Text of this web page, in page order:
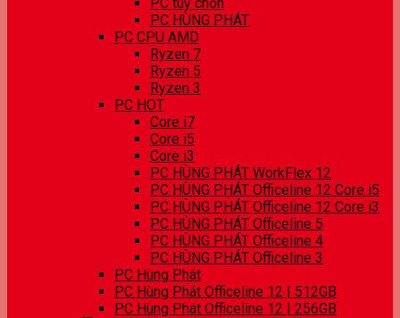
PC HÙNG PHÁT
PC CPU AMD
Ryzen 7
Ryzen 5
Ryzen 3
PC HOT
Core i7
Core i5
Core i3
PC HÙNG PHÁT WorkFlex 12
PC HÙNG PHÁT Officeline 12 Core i5
PC HÙNG PHÁT Officeline 12 Core i3
PC HÙNG PHÁT Officeline 5
PC HÙNG PHÁT Officeline 4
PC HÙNG PHÁT Officeline 3
PC Hùng Phát
PC Hùng Phát Officeline 12 | 512GB
PC Hùng Phát Officeline 12 | 256GB